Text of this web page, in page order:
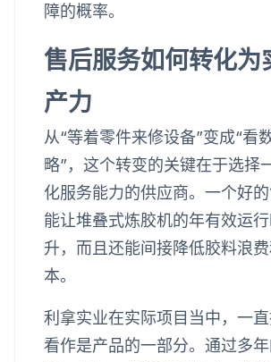
障的概率。
售后服务如何转化为
产力
从“等着零件来修设备”变成“看
略”，这个转变的关键在于选择
化服务能力的供应商。一个好的
能让堆叠式炼胶机的年有效运
升，而且还能间接降低胶料浪
本。
利拿实业在实际项目当中，一
看作是产品的一部分。通过多